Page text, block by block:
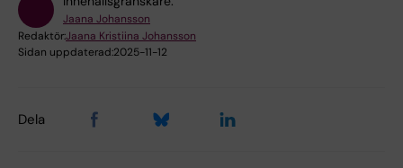
Jaana Johansson
Redaktör:Jaana Kristiina Johansson
Sidan uppdaterad:2025-11-12
Dela